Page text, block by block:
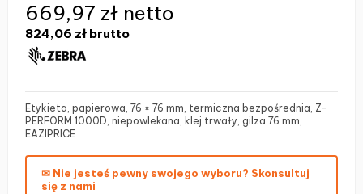
824,06 zł brutto
669,97 zł netto
Etykieta, papierowa, 76 × 76 mm, termiczna bezpośrednia, Z-
PERFORM 1000D, niepowlekana, klej trwały, gilza 76 mm,
EAZIPRICE
✉ Nie jesteś pewny swojego wyboru? Skonsultuj
się z nami